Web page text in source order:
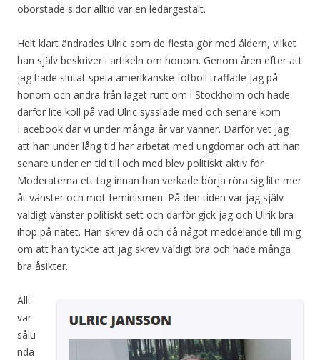
oborstade sidor alltid var en ledargestalt.
Helt klart ändrades Ulric som de flesta gör med åldern, vilket
han själv beskriver i artikeln om honom. Genom åren efter att
jag hade slutat spela amerikanske fotboll träffade jag på
honom och andra från laget runt om i Stockholm och hade
därför lite koll på vad Ulric sysslade med och senare kom
Facebook där vi under många år var vänner. Därför vet jag
att han under lång tid har arbetat med ungdomar och att han
senare under en tid till och med blev politiskt aktiv för
Moderaterna ett tag innan han verkade börja röra sig lite mer
åt vänster och mot feminismen. På den tiden var jag själv
väldigt vänster politiskt sett och därför gick jag och Ulrik bra
ihop på nätet. Han skrev då och då något meddelande till mig
om att han tyckte att jag skrev väldigt bra och hade många
bra åsikter.
Allt
var
sålu
nda